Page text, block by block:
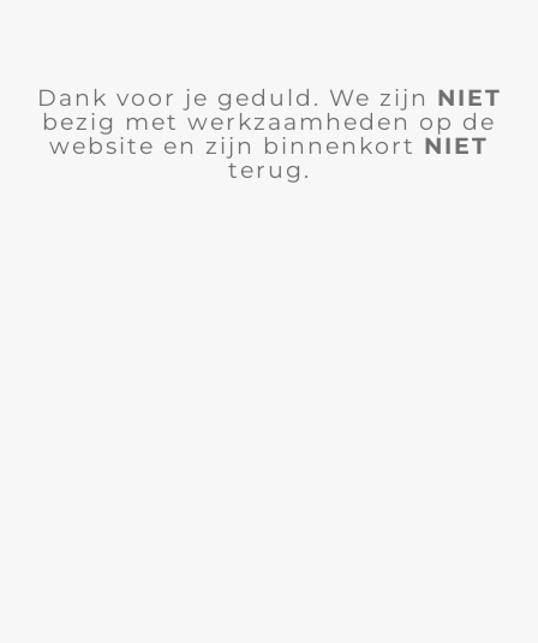
Dank voor je geduld. We zijn NIET
bezig met werkzaamheden op de
website en zijn binnenkort NIET
terug.